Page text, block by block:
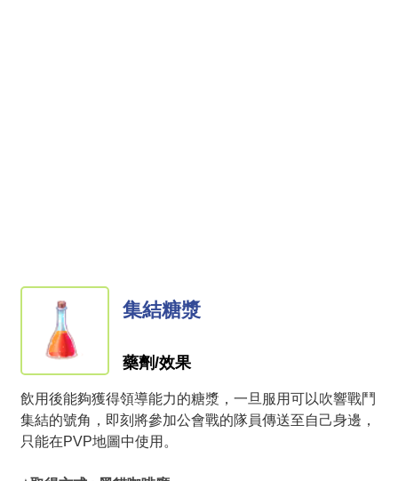
集結糖漿
藥劑/效果
飲用後能夠獲得領導能力的糖漿，一旦服用可以吹響戰鬥
集結的號角，即刻將參加公會戰的隊員傳送至自己身邊，
只能在PVP地圖中使用。